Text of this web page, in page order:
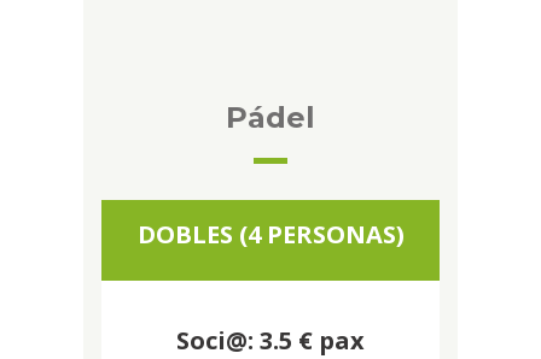
Pádel
DOBLES (4 PERSONAS)
Soci@: 3.5 € pax